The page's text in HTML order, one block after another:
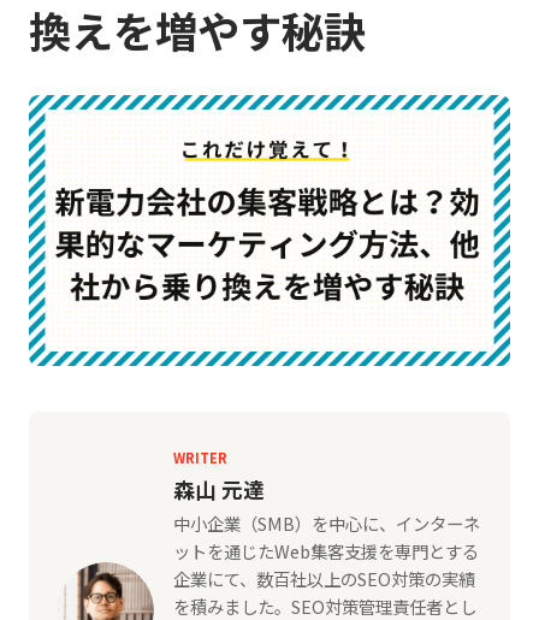
換えを増やす秘訣
WRITER
森山 元達
中小企業（SMB）を中心に、インターネ
ットを通じたWeb集客支援を専門とする
企業にて、数百社以上のSEO対策の実績
を積みました。SEO対策管理責任者とし